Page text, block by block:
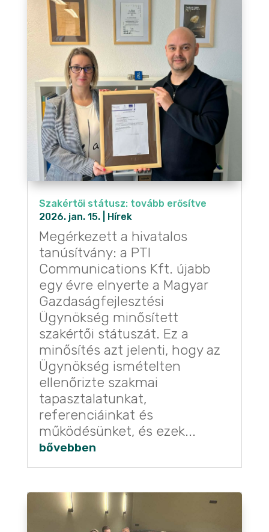
Szakértői státusz: tovább erősítve
2026. jan. 15.| Hírek
Megérkezett a hivatalos
tanúsítvány: a PTI
Communications Kft. újabb
egy évre elnyerte a Magyar
Gazdaságfejlesztési
Ügynökség minősített
szakértői státuszát. Ez a
minősítés azt jelenti, hogy az
Ügynökség ismételten
ellenőrizte szakmai
tapasztalatunkat,
referenciáinkat és
működésünket, és ezek...
bővebben